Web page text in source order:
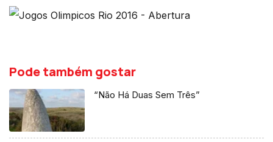
Pode também gostar
“Não Há Duas Sem Três”